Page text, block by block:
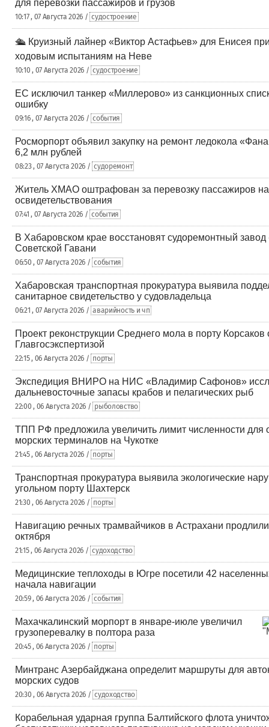
для перевозки пассажиров и грузов
10:17 , 07 Августа 2026 / судостроение
🛳️ Круизный лайнер «Виктор Астафьев» для Енисея
ходовым испытаниям на Неве
10:10 , 07 Августа 2026 / судостроение
ЕС исключил танкер «Миллерово» из санкционных
ошибку
09:16 , 07 Августа 2026 / события
Росморпорт объявил закупку на ремонт ледокола
6,2 млн рублей
08:23 , 07 Августа 2026 / судоремонт
Житель ХМАО оштрафован за перевозку пассажиров на
освидетельствования
07:41 , 07 Августа 2026 / события
В Хабаровском крае восстановят судоремонтный
Советской Гавани
06:50 , 07 Августа 2026 / события
Хабаровская транспортная прокуратура выявила
санитарное свидетельство у судовладельца
06:21 , 07 Августа 2026 / аварийность и чп
Проект реконструкции Среднего мола в порту Корсаков
Главгосэкспертизой
22:15 , 06 Августа 2026 / порты
Экспедиция ВНИРО на НИС «Владимир Сафонов»
дальневосточные запасы крабов и пелагических рыб
22:00 , 06 Августа 2026 / рыболовство
ТПП РФ предложила увеличить лимит численности для
морских терминалов на Чукотке
21:45 , 06 Августа 2026 / порты
Транспортная прокуратура выявила экологические
угольном порту Шахтерск
21:30 , 06 Августа 2026 / порты
Навигацию речных трамвайчиков в Астрахани
октября
21:15 , 06 Августа 2026 / судоходство
Медицинские теплоходы в Югре посетили 42
начала навигации
20:59 , 06 Августа 2026 / события
Махачкалинский морпорт в январе-июле увеличил
грузоперевалку в полтора раза
20:45 , 06 Августа 2026 / порты
Минтранс Азербайджана определит маршруты для
морских судов
20:30 , 06 Августа 2026 / судоходство
Корабельная ударная группа Балтийского флота